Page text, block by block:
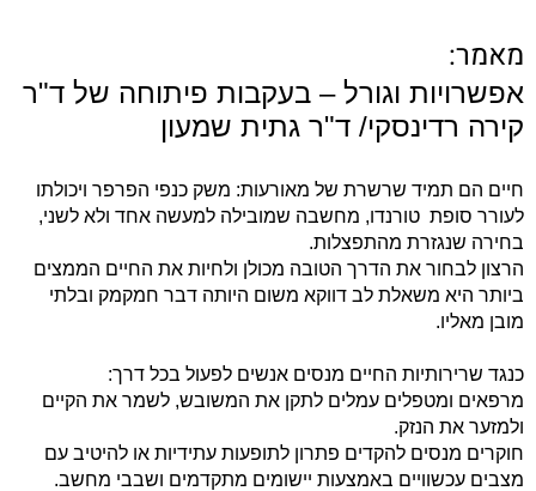
מאמר:
אפשרויות וגורל – בעקבות פיתוחה של ד"ר
קירה רדינסקי/ ד"ר גתית שמעון
חיים הם תמיד שרשרת של מאורעות: משק כנפי הפרפר ויכולתו
לעורר סופת
טורנדו, מחשבה שמובילה למעשה אחד ולא לשני,
בחירה שנגזרת מהתפצלות.
הרצון לבחור את הדרך הטובה מכולן ולחיות את החיים הממצים
ביותר היא משאלת לב דווקא משום היותה דבר חמקמק ובלתי
מובן מאליו.
כנגד שרירותיות החיים מנסים אנשים לפעול בכל דרך:
מרפאים ומטפלים עמלים לתקן את המשובש, לשמר את הקיים
ולמזער את הנזק.
חוקרים מנסים להקדים פתרון לתופעות עתידיות או להיטיב עם
מצבים עכשוויים באמצעות יישומים מתקדמים ושבבי מחשב.